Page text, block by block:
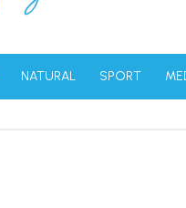
NATURAL SPORT